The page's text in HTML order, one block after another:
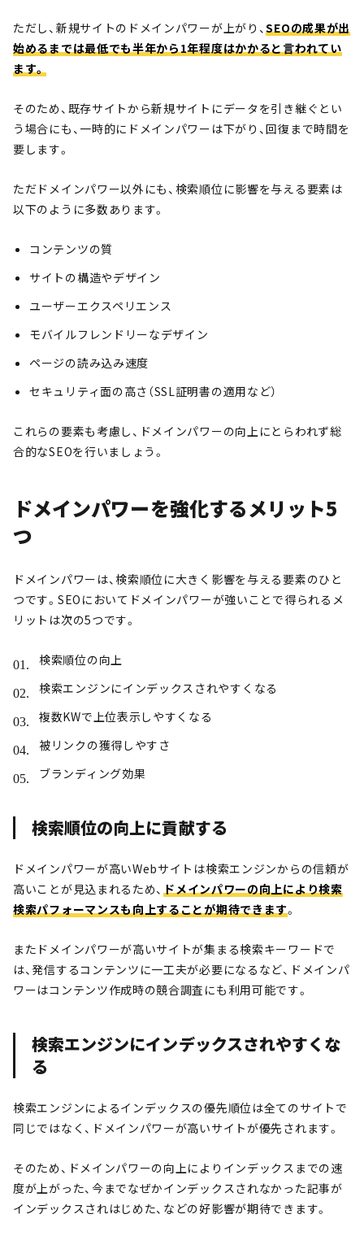
ただし、新規サイトのドメインパワーが上がり、SEOの成果が出
始めるまでは最低でも半年から1年程度はかかると言われてい
ます。
そのため、既存サイトから新規サイトにデータを引き継ぐとい
う場合にも、一時的にドメインパワーは下がり、回復まで時間を
要します。
ただドメインパワー以外にも、検索順位に影響を与える要素は
以下のように多数あります。
コンテンツの質
サイトの構造やデザイン
ユーザーエクスペリエンス
モバイルフレンドリーなデザイン
ページの読み込み速度
セキュリティ面の高さ（SSL証明書の適用など）
これらの要素も考慮し、ドメインパワーの向上にとらわれず総
合的なSEOを行いましょう。
ドメインパワーを強化するメリット5
つ
ドメインパワーは、検索順位に大きく影響を与える要素のひと
つです。SEOにおいてドメインパワーが強いことで得られるメ
リットは次の5つです。
検索順位の向上
検索エンジンにインデックスされやすくなる
複数KWで上位表示しやすくなる
被リンクの獲得しやすさ
ブランディング効果
検索順位の向上に貢献する
ドメインパワーが高いWebサイトは検索エンジンからの信頼が
高いことが見込まれるため、ドメインパワーの向上により検索
検索パフォーマンスも向上することが期待できます。
またドメインパワーが高いサイトが集まる検索キーワードで
は、発信するコンテンツに一工夫が必要になるなど、ドメインパ
ワーはコンテンツ作成時の競合調査にも利用可能です。
検索エンジンにインデックスされやすくな
る
検索エンジンによるインデックスの優先順位は全てのサイトで
同じではなく、ドメインパワーが高いサイトが優先されます。
そのため、ドメインパワーの向上によりインデックスまでの速
度が上がった、今までなぜかインデックスされなかった記事が
インデックスされはじめた、などの好影響が期待できます。